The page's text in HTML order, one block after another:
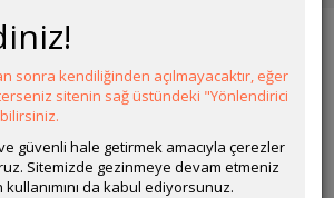
Sorunu
Dışı
sonra kendiliğinden açılmayacaktır, eğer
sitenin sağ üstündeki "Yönlendirici
güvenli hale getirmek amacıyla çerezler
Sitemizde gezinmeye devam etmeniz
da kabul ediyorsunuz.